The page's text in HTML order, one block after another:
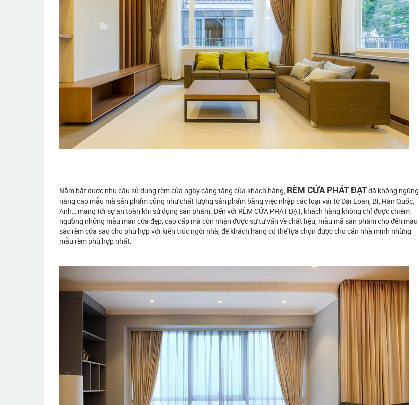
Nắm bắt được nhu cầu sử dụng rèm cửa ngày càng tăng của khách hàng, RÈM CỬA PHÁT ĐẠTđã không ngừng
nâng cao mẫu mã sản phẩm cũng như chất lượng sản phẩm bằng việc nhập các loại vải từ Đài Loan, Bỉ, Hàn Quốc,
Anh… mang tới sự an toàn khi sử dụng sản phẩm. Đến với RÈM CỬA PHÁT ĐẠT, khách hàng không chỉ được chiêm
ngưỡng những mẫu màn cửa đẹp, cao cấp mà còn nhận được sự tư vấn về chất liệu, mẫu mã sản phẩm cho đến màu
sắc rèm cửa sao cho phù hợp với kiến trúc ngôi nhà, để khách hàng có thể lựa chọn được cho căn nhà mình những
mẫu rèm phù hợp nhất.